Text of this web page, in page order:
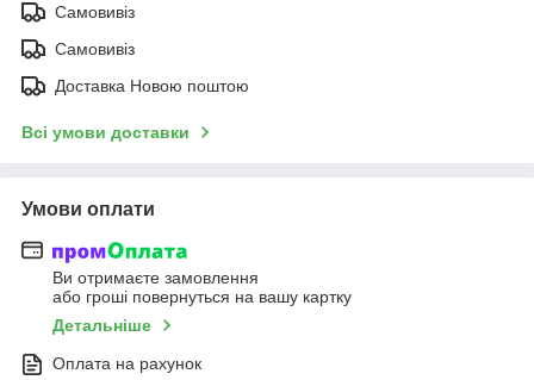
Самовивіз
Самовивіз
Доставка Новою поштою
Всі умови доставки
Умови оплати
Ви отримаєте замовлення
або гроші повернуться на вашу картку
Детальніше
Оплата на рахунок